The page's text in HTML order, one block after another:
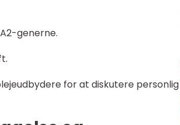
generne.
for at diskutere personlig